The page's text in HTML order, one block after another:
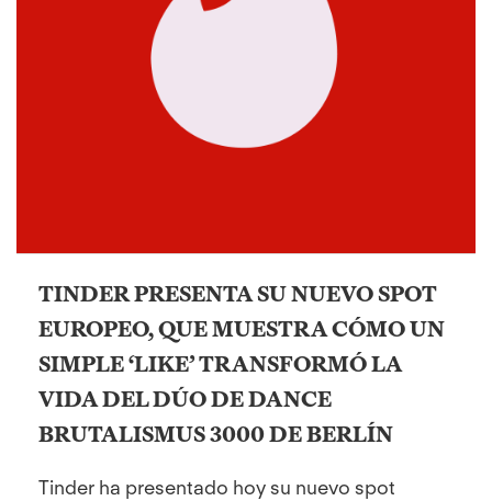
TINDER PRESENTA SU NUEVO SPOT
EUROPEO, QUE MUESTRA CÓMO UN
SIMPLE ‘LIKE’ TRANSFORMÓ LA
VIDA DEL DÚO DE DANCE
BRUTALISMUS 3000 DE BERLÍN
Tinder ha presentado hoy su nuevo spot